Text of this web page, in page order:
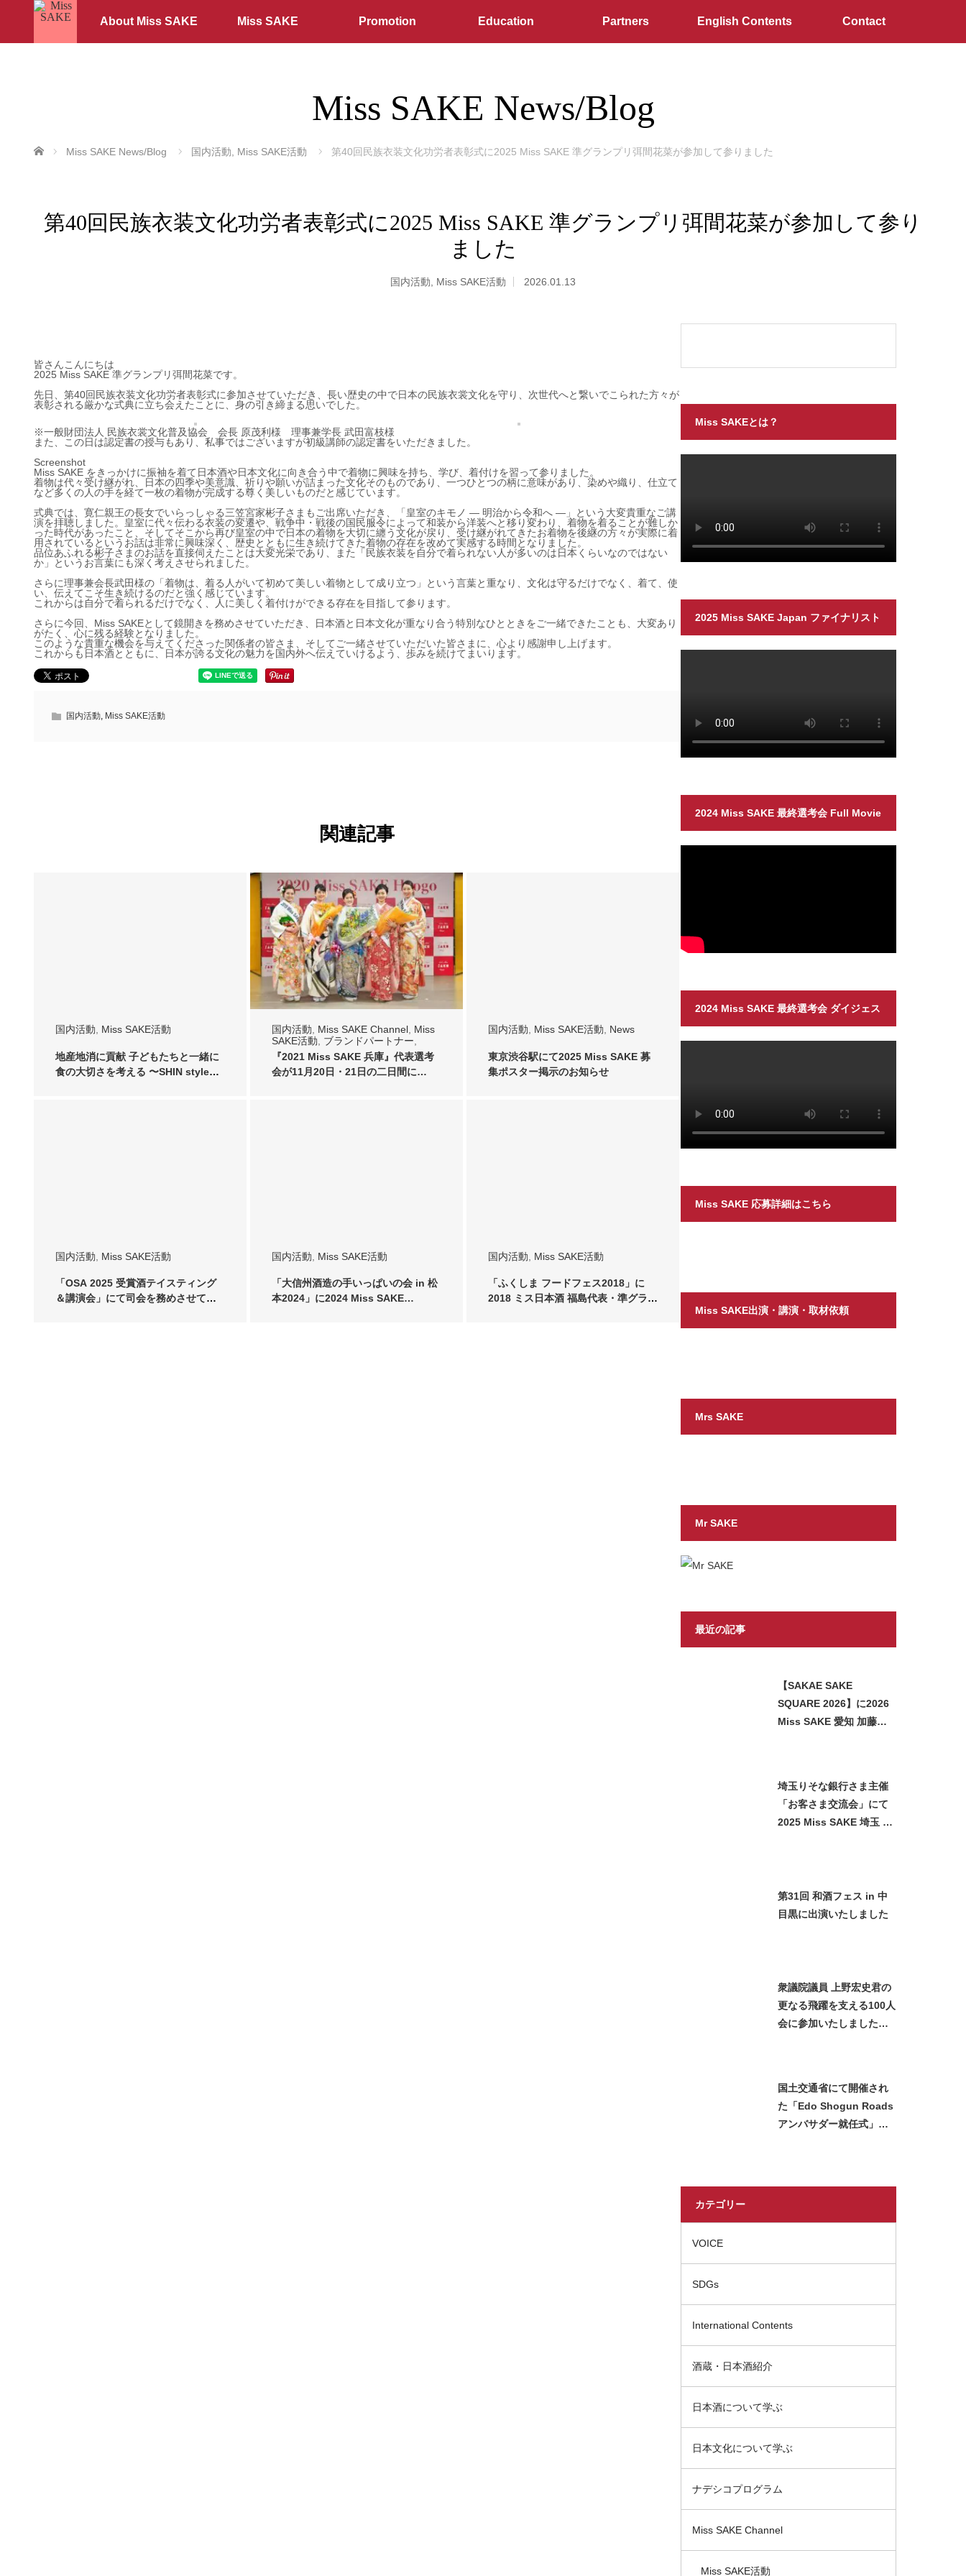
About Miss SAKE Miss SAKE Promotion Education Partners English Contents Contact
Miss SAKE News/Blog
ホーム Miss SAKE News/Blog 国内活動 Miss SAKE活動 第40回民族衣装文化功労者表彰式に2025 Miss SAKE 準グランプリ弭間花菜が参加して参りました
第40回民族衣装文化功労者表彰式に2025 Miss SAKE 準グランプリ弭間花菜が参加して参り
ました
国内活動 Miss SAKE活動 2026.01.13
皆さんこんにちは
2025 Miss SAKE 準グランプリ弭間花菜です。
先日、第40回民族衣装文化功労者表彰式に参加させていただき、長い歴史の中で日本の民族衣裳文化を守り、次世代へと繋いでこられた方々が
表彰される厳かな式典に立ち会えたことに、身の引き締まる思いでした。
※一般財団法人 民族衣裳文化普及協会 会長 原茂利様 理事兼学長 武田富枝様
また、この日は認定書の授与もあり、私事ではございますが初級講師の認定書をいただきました。
Screenshot
Miss SAKE をきっかけに振袖を着て日本酒や日本文化に向き合う中で着物に興味を持ち、学び、着付けを習って参りました。
着物は代々受け継がれ、日本の四季や美意識、祈りや願いが詰まった文化そのものであり、一つひとつの柄に意味があり、染めや織り、仕立て
など多くの人の手を経て一枚の着物が完成する尊く美しいものだと感じています。
式典では、寛仁親王の長女でいらっしゃる三笠宮家彬子さまもご出席いただき、「皇室のキモノ ― 明治から令和へ ―」という大変貴重なご講
演を拝聴しました。皇室に代々伝わる衣装の変遷や、戦争中・戦後の国民服令によって和装から洋装へと移り変わり、着物を着ることが難しか
った時代があったこと、そしてそこから再び皇室の中で日本の着物を大切に纏う文化が戻り、受け継がれてきたお着物を後継の方々が実際に着
用されているというお話は非常に興味深く、歴史とともに生き続けてきた着物の存在を改めて実感する時間となりました。
品位あふれる彬子さまのお話を直接伺えたことは大変光栄であり、また「民族衣装を自分で着られない人が多いのは日本くらいなのではない
か」というお言葉にも深く考えさせられました。
さらに理事兼会長武田様の「着物は、着る人がいて初めて美しい着物として成り立つ」という言葉と重なり、文化は守るだけでなく、着て、使
い、伝えてこそ生き続けるのだと強く感じています。
これからは自分で着られるだけでなく、人に美しく着付けができる存在を目指して参ります。
さらに今回、Miss SAKEとして鏡開きを務めさせていただき、日本酒と日本文化が重なり合う特別なひとときをご一緒できたことも、大変あり
がたく、心に残る経験となりました。
このような貴重な機会を与えてくださった関係者の皆さま、そしてご一緒させていただいた皆さまに、心より感謝申し上げます。
これからも日本酒とともに、日本が誇る文化の魅力を国内外へ伝えていけるよう、歩みを続けてまいります。
国内活動, Miss SAKE活動
関連記事
国内活動 Miss SAKE活動
地産地消に貢献 子どもたちと一緒に
食の大切さを考える 〜SHIN style
国内活動 Miss SAKE Channel Miss
SAKE活動
ブランドパートナー
News
『2021 Miss SAKE 兵庫』代表選考
会が11月20日・21日の二日間に…
国内活動 Miss SAKE活動 News
東京渋谷駅にて2025 Miss SAKE 募
集ポスター掲示のお知らせ
国内活動 Miss SAKE活動
「OSA 2025 受賞酒テイスティング
＆講演会」にて司会を務めさせてい
国内活動 Miss SAKE活動
「大信州酒造の手いっぱいの会 in 松
本2024」に2024 Miss SAKE…
国内活動 Miss SAKE活動
「ふくしま フードフェス2018」に
2018 ミス日本酒 福島代表・準グラン
Miss SAKEとは？
2025 Miss SAKE Japan ファイナリスト
2024 Miss SAKE 最終選考会 Full Movie
2024 Miss SAKE 最終選考会 ダイジェス
ト
Miss SAKE 応募詳細はこちら
Miss SAKE出演・講演・取材依頼
Mrs SAKE
Mr SAKE
最近の記事
【SAKAE SAKE
SQUARE 2026】に2026
Miss SAKE 愛知 加藤七
埼玉りそな銀行さま主催
「お客さま交流会」にて
2025 Miss SAKE 埼玉 石
第31回 和酒フェス in 中
目黒に出演いたしました
衆議院議員 上野宏史君の
更なる飛躍を支える100人
会に参加いたしました＿
国土交通省にて開催され
た「Edo Shogun Roads
アンバサダー就任式」に
カテゴリー
VOICE
SDGs
International Contents
酒蔵・日本酒紹介
日本酒について学ぶ
日本文化について学ぶ
ナデシコプログラム
Miss SAKE Channel
Miss SAKE活動